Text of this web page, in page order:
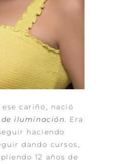
cariño, nació
iluminación. Era
haciendo
dando cursos,
12 años de